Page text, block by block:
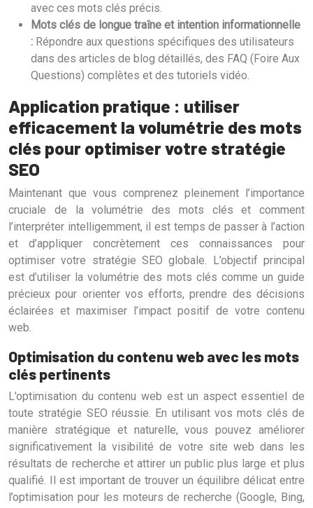
avec ces mots clés précis.
Mots clés de longue traîne et intention informationnelle
: Répondre aux questions spécifiques des utilisateurs
dans des articles de blog détaillés, des FAQ (Foire Aux
Questions) complètes et des tutoriels vidéo.
Application pratique : utiliser
efficacement la volumétrie des mots
clés pour optimiser votre stratégie
SEO
Maintenant que vous comprenez pleinement l’importance
cruciale de la volumétrie des mots clés et comment
l’interpréter intelligemment, il est temps de passer à l’action
et d’appliquer concrètement ces connaissances pour
optimiser votre stratégie SEO globale. L’objectif principal
est d’utiliser la volumétrie des mots clés comme un guide
précieux pour orienter vos efforts, prendre des décisions
éclairées et maximiser l’impact positif de votre contenu
web.
Optimisation du contenu web avec les mots
clés pertinents
L’optimisation du contenu web est un aspect essentiel de
toute stratégie SEO réussie. En utilisant vos mots clés de
manière stratégique et naturelle, vous pouvez améliorer
significativement la visibilité de votre site web dans les
résultats de recherche et attirer un public plus large et plus
qualifié. Il est important de trouver un équilibre délicat entre
l’optimisation pour les moteurs de recherche (Google, Bing,